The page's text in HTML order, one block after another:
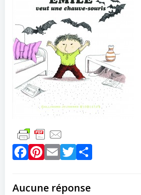
Facebook
Pinterest
EmailTwitter
Aucune réponse